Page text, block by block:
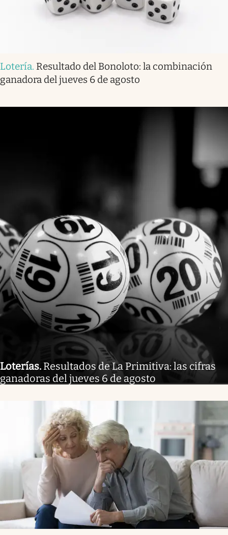
Lotería. Resultado del Bonoloto: la combinación
ganadora del jueves 6 de agosto
Loterías. Resultados de La Primitiva: las cifras
ganadoras del jueves 6 de agosto